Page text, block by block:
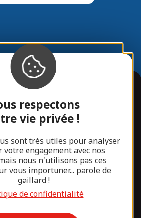
respectons
vie privée !
sont très utiles pour analyser
votre engagement avec nos
nous n'utilisons pas ces
vous importuner... parole de
gaillard !
de confidentialité
et groupes aviron